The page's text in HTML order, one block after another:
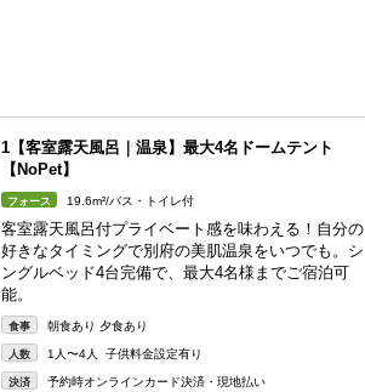
1【客室露天風呂｜温泉】最大4名ドームテント
【NoPet】
フォース 19.6m²/バス・トイレ付
客室露天風呂付プライベート感を味わえる！自分の
好きなタイミングで別府の美肌温泉をいつでも。シ
ングルベッド4台完備で、最大4名様までご宿泊可
能。
食事 朝食あり 夕食あり
人数 1人〜4人 子供料金設定有り
決済 予約時オンラインカード決済・現地払い